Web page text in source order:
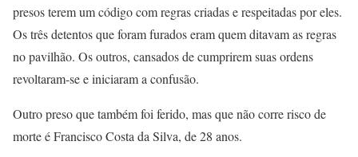
presos terem um código com regras criadas e respeitadas por eles.
Os três detentos que foram furados eram quem ditavam as regras
no pavilhão. Os outros, cansados de cumprirem suas ordens
revoltaram-se e iniciaram a confusão.
Outro preso que também foi ferido, mas que não corre risco de
morte é Francisco Costa da Silva, de 28 anos.